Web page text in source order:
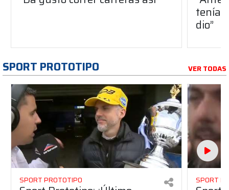
dio”
SPORT PROTOTIPO VER TODAS
SPORT PROTOTIPO SPORT